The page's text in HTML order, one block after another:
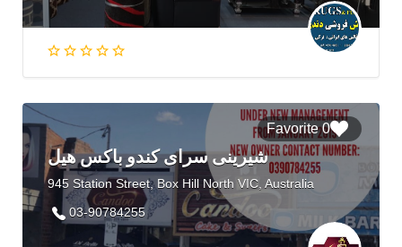
0 Favorite
شیرینی سرای کندو باکس هیل
945 Station Street, Box Hill North VIC, Australia
03-90784255